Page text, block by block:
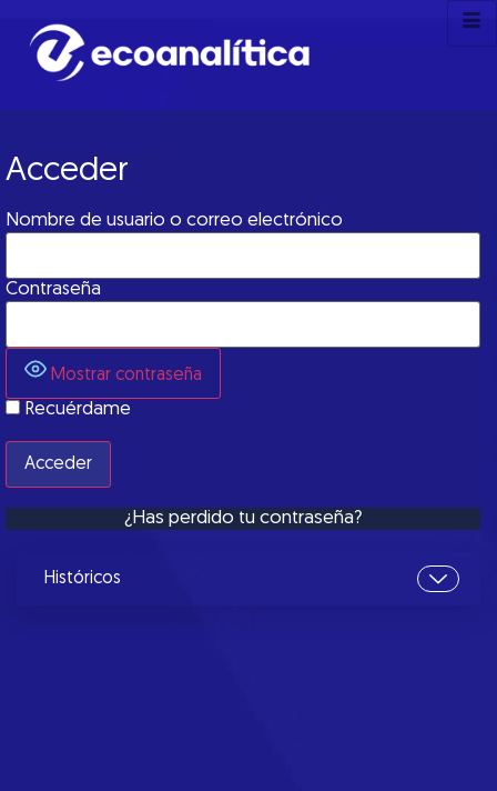
Acceder
Nombre de usuario o correo electrónico
Contraseña
Mostrar contraseña
Recuérdame
¿Has perdido tu contraseña?
Históricos